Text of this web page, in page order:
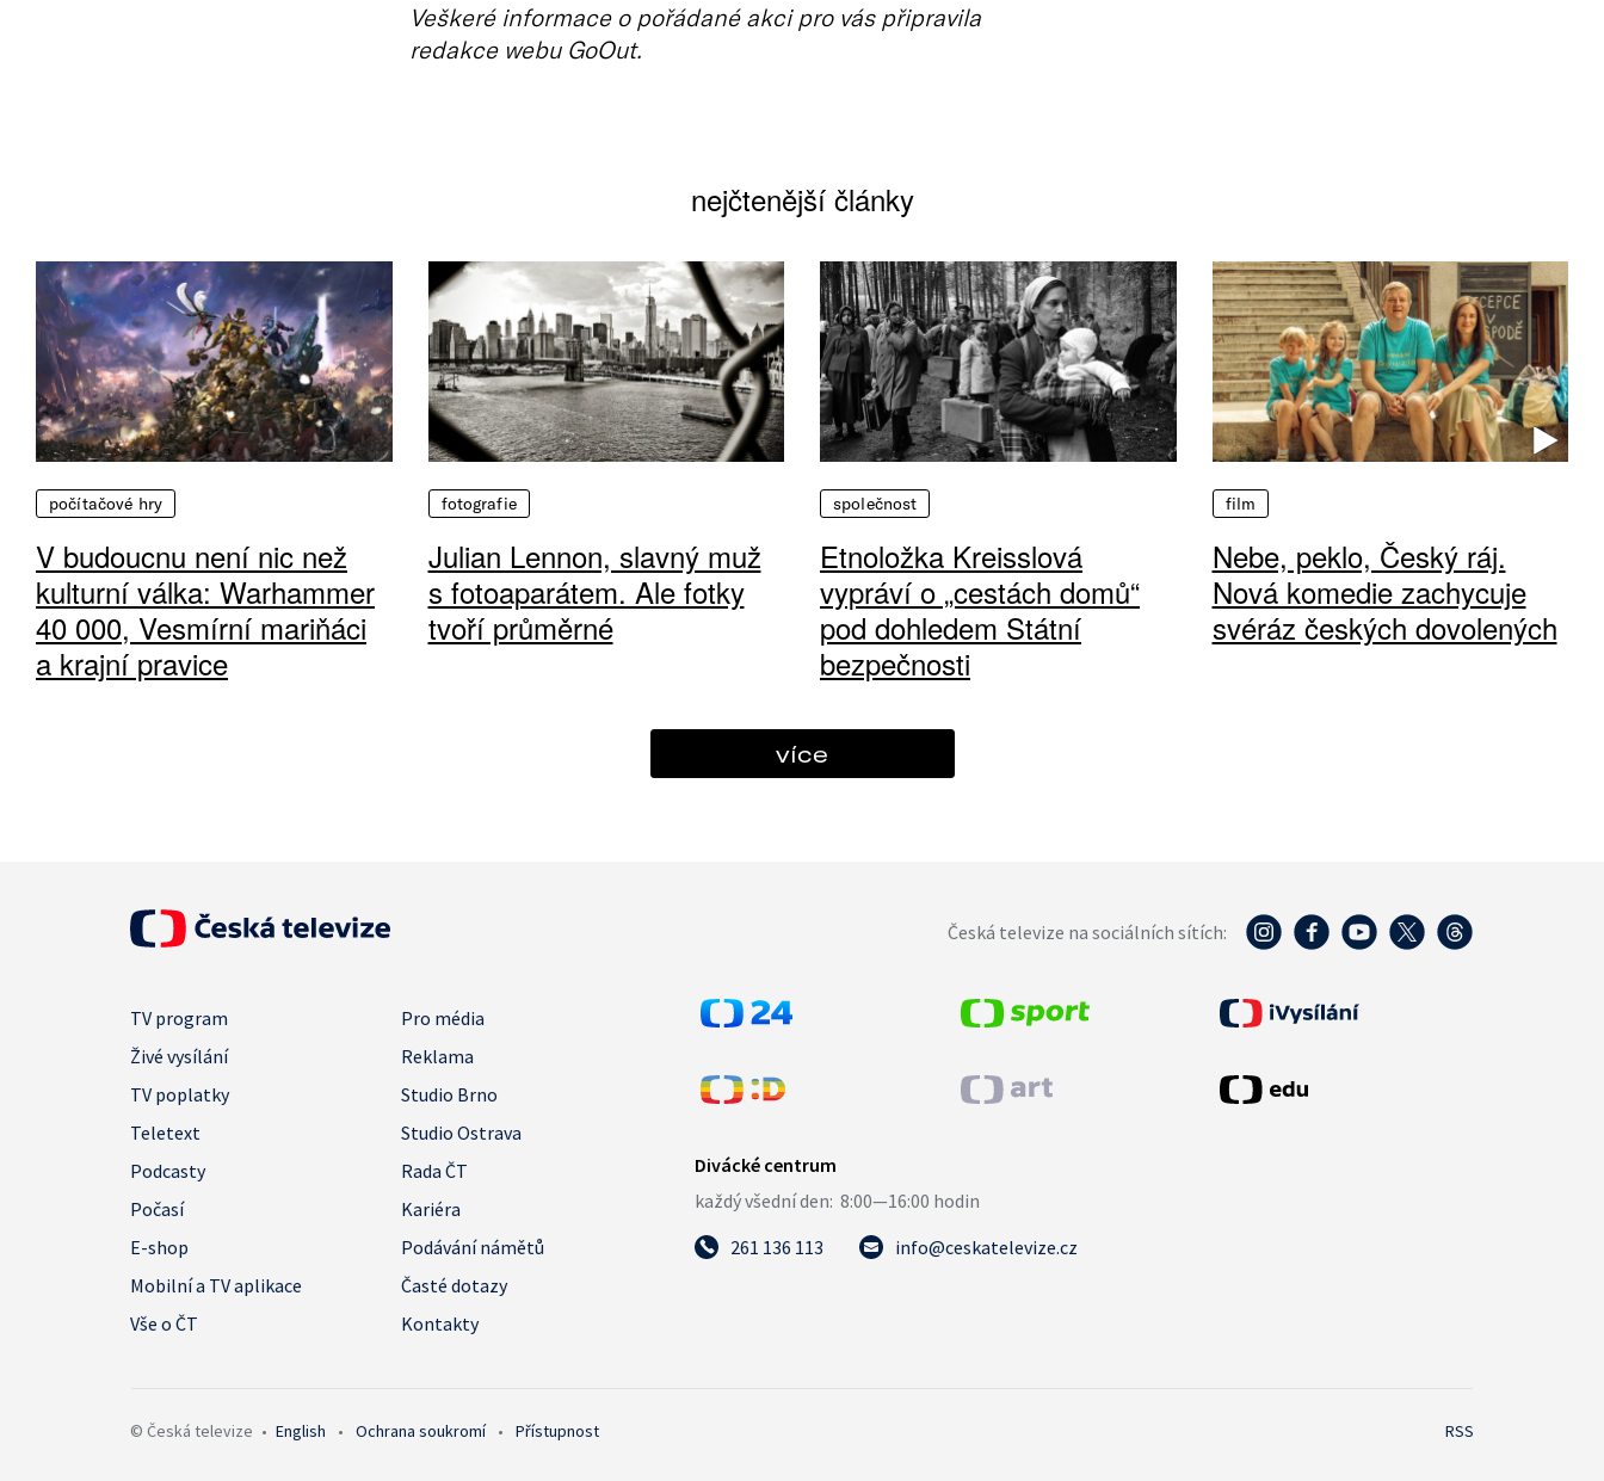
Veškeré informace o pořádané akci pro vás připravila
redakce webu GoOut.
nejčtenější články
počítačové hry
V budoucnu není nic než
kulturní válka: Warhammer
40 000, Vesmírní mariňáci
a krajní pravice
fotografie
Julian Lennon, slavný muž
s fotoaparátem. Ale fotky
tvoří průměrné
společnost
Etnoložka Kreisslová
vypráví o „cestách domů“
pod dohledem Státní
bezpečnosti
film
Nebe, peklo, Český ráj.
Nová komedie zachycuje
svéráz českých dovolených
více
Česká televize na sociálních sítích:
TV program
Pro média
Živé vysílání
Reklama
TV poplatky
Studio Brno
Teletext
Studio Ostrava
Podcasty
Rada ČT
Počasí
Kariéra
E-shop
Podávání námětů
Mobilní a TV aplikace
Časté dotazy
Vše o ČT
Kontakty
261 136 113 info@ceskatelevize.cz
© Česká televize • English • Ochrana soukromí • Přístupnost RSS